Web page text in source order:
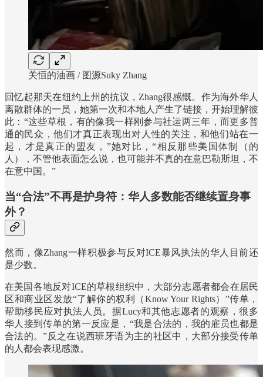
关恒的油画 / 图源Suky Zhang
回忆起那天在纽约上州的抗议，Zhang很感慨。作为海外华人
离散群体的一员，她第一次和本地人产生了链接，开始理解彼
此：“这些草根，有的像我一样刚参与社运两三年，而更多普
通的民众，他们才真正表现出对人性的关注，和他们站在一
起，才是真正的盟友，”她对比，“相反那些美国体制（的
人），不管他表面怎么说，也可能并不真的在意巴勒斯坦，不
在意中国。”
当“合法”不再是护身符：华人多数能否继续置身事
外？
然而，像Zhang一样积极参与反对ICE暴风执法的华人目前还
是少数。
在美国各地反对ICE的草根组织中，大部分志愿者都会在居民
区和商业区发放“了解你的权利（Know Your Rights）”传单，
帮助移民应对执法人员。据Lucy和其他志愿者的观察，很多
华人接到传单的第一反应是，“我是合法的，我的雇员也都是
合法的。”反之在说西班牙语为主的社区中，大部分接受传单
的人都会表现感激。